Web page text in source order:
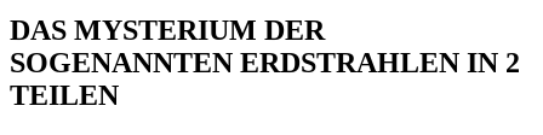
DAS MYSTERIUM DER
SOGENANNTEN ERDSTRAHLEN IN 2
TEILEN